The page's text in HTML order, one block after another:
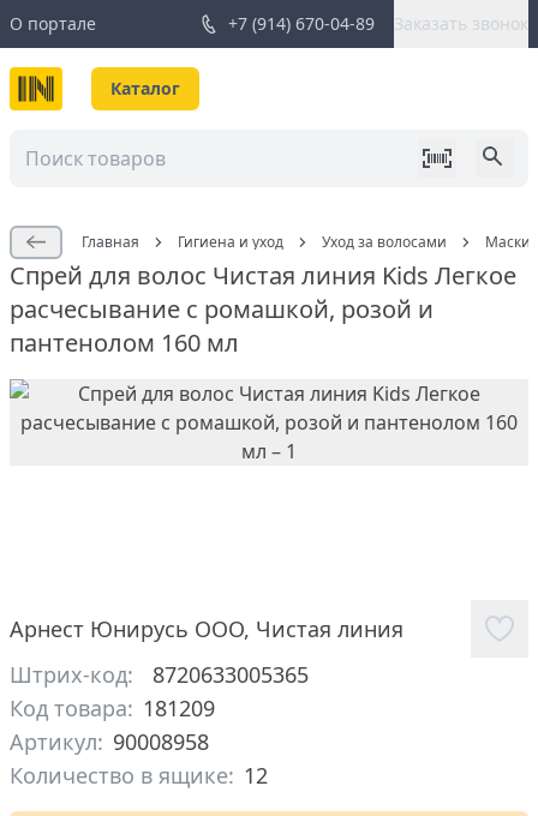
О портале +7 (914) 670-04-89 Заказать звонок
Каталог
Главная Гигиена и уход Уход за волосами Маски
Спрей для волос Чистая линия Kids Легкое
расчесывание с ромашкой, розой и
пантенолом 160 мл
Арнест Юнирусь ООО, Чистая линия
Штрих-код:
8720633005365
Код товара: 181209
Артикул: 90008958
Количество в ящике: 12